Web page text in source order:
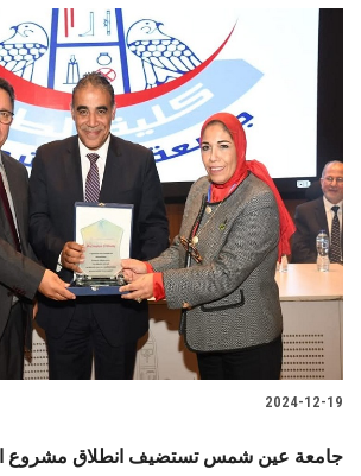
2024-12-19
جامعة عين شمس تستضيف انطلاق مشروع